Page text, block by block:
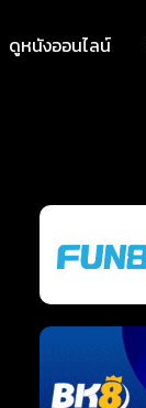
ดูหนังออนไลน์